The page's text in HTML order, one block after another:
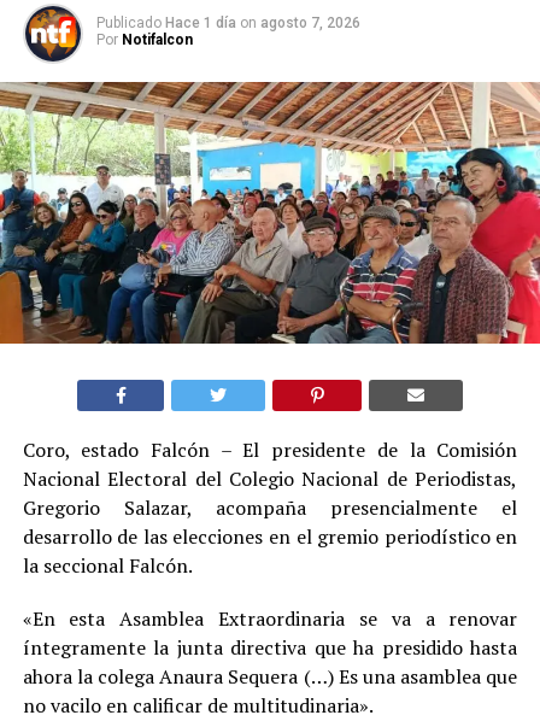
Publicado Hace 1 día on agosto 7, 2026
Por Notifalcon
Coro, estado Falcón – El presidente de la Comisión
Nacional Electoral del Colegio Nacional de Periodistas,
Gregorio Salazar, acompaña presencialmente el
desarrollo de las elecciones en el gremio periodístico en
la seccional Falcón.
«En esta Asamblea Extraordinaria se va a renovar
íntegramente la junta directiva que ha presidido hasta
ahora la colega Anaura Sequera (…) Es una asamblea que
no vacilo en calificar de multitudinaria».